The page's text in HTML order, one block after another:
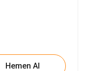
Hemen Al